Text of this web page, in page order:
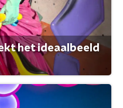
het ideaalbeeld